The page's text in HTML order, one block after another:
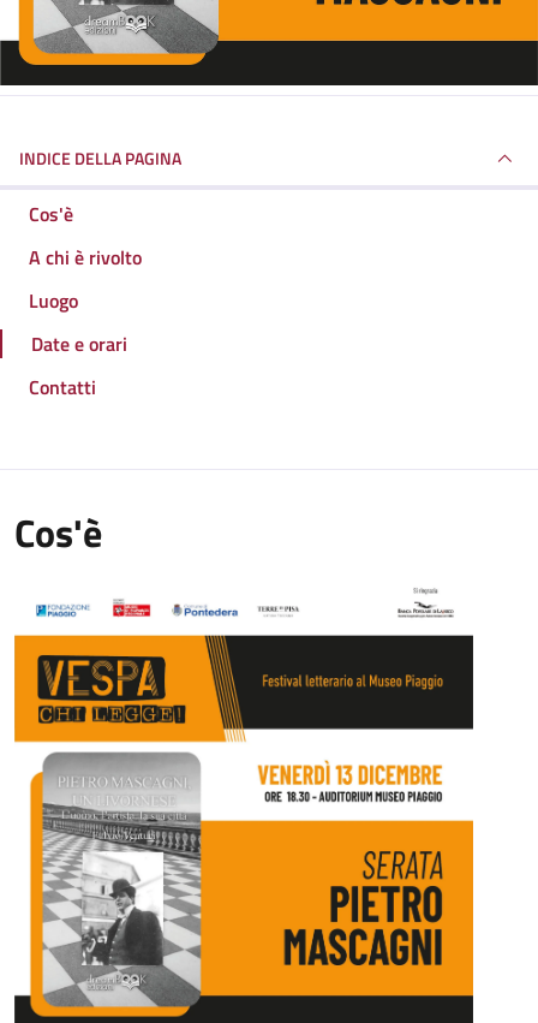
INDICE DELLA PAGINA
Cos'è
A chi è rivolto
Luogo
Date e orari
Contatti
Cos'è